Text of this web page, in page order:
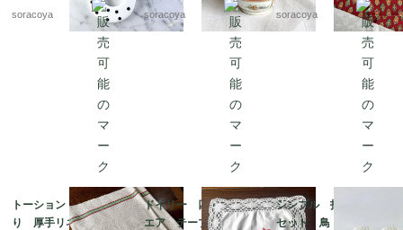
soracoya
57
soracoya
レイアード マルチク
ロス 12cler3
soracoya
トーション バスク織
り 厚手リネン キッ
ドイリー 四角 スク
エア テーブルマッ
シンブル 指ぬき 3個
セット 鳥 小鳥 裁縫